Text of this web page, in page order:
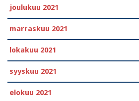
joulukuu 2021
marraskuu 2021
lokakuu 2021
syyskuu 2021
elokuu 2021